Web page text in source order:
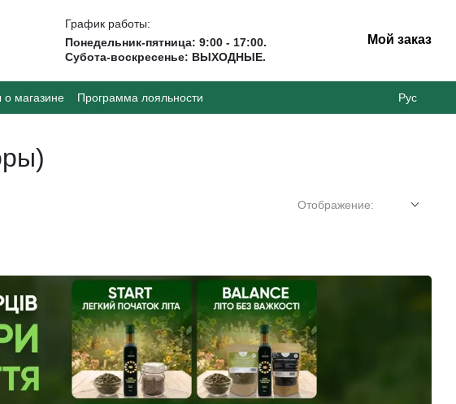
График работы:
Понедельник-пятница: 9:00 - 17:00.
Субота-воскресенье: ВЫХОДНЫЕ.
Мой заказ
о магазине
Программа лояльности
Рус
Отображение: